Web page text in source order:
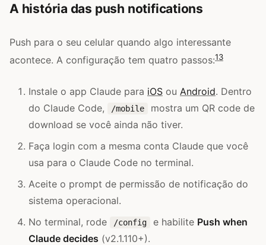
A história das push notifications
Push para o seu celular quando algo interessante
acontece. A configuração tem quatro passos:13
Instale o app Claude para iOS ou Android. Dentro
do Claude Code,
/mobile
mostra um QR code de
download se você ainda não tiver.
Faça login com a mesma conta Claude que você
usa para o Claude Code no terminal.
Aceite o prompt de permissão de notificação do
sistema operacional.
No terminal, rode
/config e habilite Push when
Claude decides (v2.1.110+).